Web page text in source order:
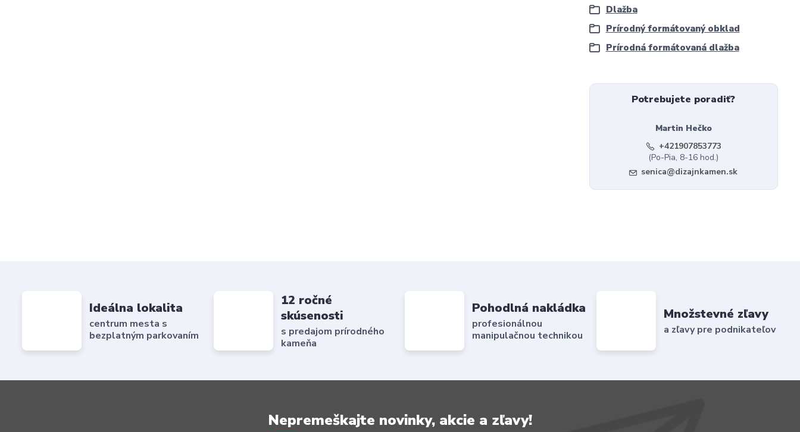
Dlažba
Prírodný formátovaný obklad
Prírodná formátovaná dlažba
Potrebujete poradiť?
Martin Hečko
+421907853773
(Po-Pia, 8-16 hod.)
senica@dizajnkamen.sk
Ideálna lokalita
centrum mesta s
bezplatným parkovaním
12 ročné
skúsenosti
s predajom prírodného
kameňa
Pohodlná nakládka
profesionálnou
manipulačnou technikou
Množstevné zľavy
a zľavy pre podnikateľov
Nepremeškajte novinky, akcie a zľavy!